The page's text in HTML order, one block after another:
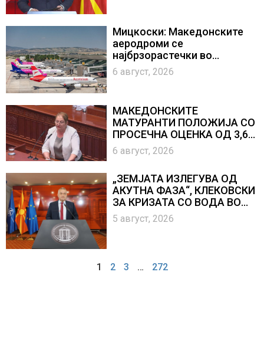
Мицкоски: Македонските
аеродроми се
најбрзорастечки во
регионот
6 август, 2026
МАКЕДОНСКИТЕ
МАТУРАНТИ ПОЛОЖИЈА СО
ПРОСЕЧНА ОЦЕНКА ОД 3,66,
стручните училишта
остварија највисок просек
6 август, 2026
„ЗЕМЈАТА ИЗЛЕГУВА ОД
АКУТНА ФАЗА“, КЛЕКОВСКИ
ЗА КРИЗАТА СО ВОДА ВО
ГОСТИВАР
5 август, 2026
1 2 3 … 272